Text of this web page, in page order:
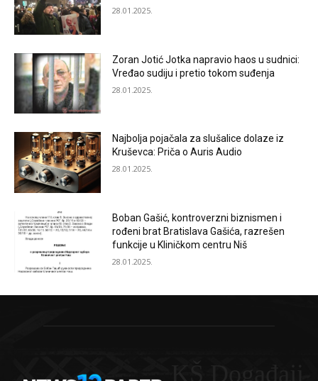
28.01.2025.
Zoran Jotić Jotka napravio haos u sudnici:
Vređao sudiju i pretio tokom suđenja
28.01.2025.
Najbolja pojačala za slušalice dolaze iz
Kruševca: Priča o Auris Audio
28.01.2025.
Boban Gašić, kontroverzni biznismen i
rođeni brat Bratislava Gašića, razrešen
funkcije u Kliničkom centru Niš
28.01.2025.